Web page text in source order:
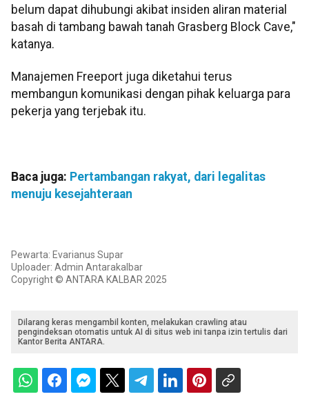
belum dapat dihubungi akibat insiden aliran material
basah di tambang bawah tanah Grasberg Block Cave,"
katanya.
Manajemen Freeport juga diketahui terus
membangun komunikasi dengan pihak keluarga para
pekerja yang terjebak itu.
Baca juga: Pertambangan rakyat, dari legalitas
menuju kesejahteraan
Pewarta: Evarianus Supar
Uploader: Admin Antarakalbar
Copyright © ANTARA KALBAR 2025
Dilarang keras mengambil konten, melakukan crawling atau
pengindeksan otomatis untuk AI di situs web ini tanpa izin tertulis dari
Kantor Berita ANTARA.